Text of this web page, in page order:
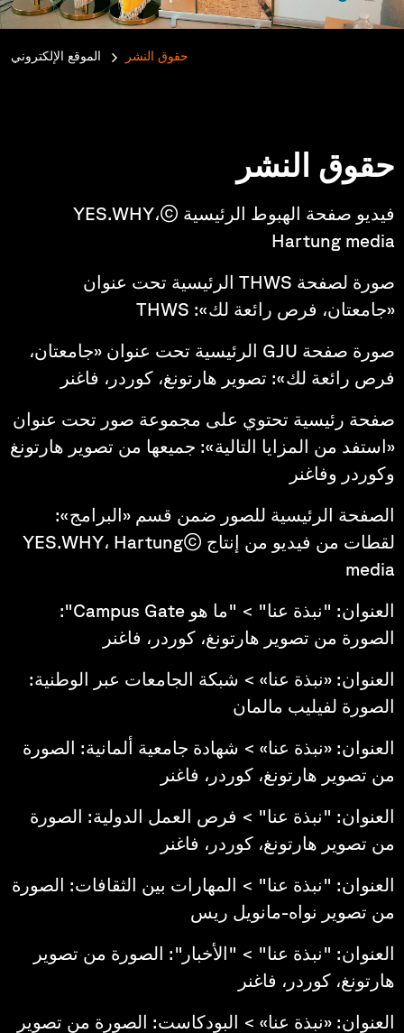
الموقع الإلكتروني حقوق النشر
حقوق النشر
فيديو صفحة الهبوط الرئيسية ©YES.WHY،
Hartung media
صورة لصفحة THWS الرئيسية تحت عنوان
«جامعتان، فرص رائعة لك»: THWS
صورة صفحة GJU الرئيسية تحت عنوان «جامعتان،
فرص رائعة لك»: تصوير هارتونغ، كوردر، فاغنر
صفحة رئيسية تحتوي على مجموعة صور تحت عنوان
«استفد من المزايا التالية»: جميعها من تصوير هارتونغ
وكوردر وفاغنر
الصفحة الرئيسية للصور ضمن قسم «البرامج»:
لقطات من فيديو من إنتاج ©YES.WHY، Hartung
media
العنوان: "نبذة عنا" > "ما هو Campus Gate":
الصورة من تصوير هارتونغ، كوردر، فاغنر
العنوان: «نبذة عنا» > شبكة الجامعات عبر الوطنية:
الصورة لفيليب مالمان
العنوان: «نبذة عنا» > شهادة جامعية ألمانية: الصورة
من تصوير هارتونغ، كوردر، فاغنر
العنوان: "نبذة عنا" > فرص العمل الدولية: الصورة
من تصوير هارتونغ، كوردر، فاغنر
العنوان: "نبذة عنا" > المهارات بين الثقافات: الصورة
من تصوير نواه-مانويل ريس
العنوان: "نبذة عنا" > "الأخبار": الصورة من تصوير
هارتونغ، كوردر، فاغنر
العنوان: «نبذة عنا» > البودكاست: الصورة من تصوير